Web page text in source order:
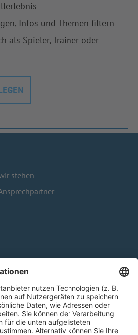
Infos und Themen filtern
als Spieler, Trainer oder
stehen
SEITEN